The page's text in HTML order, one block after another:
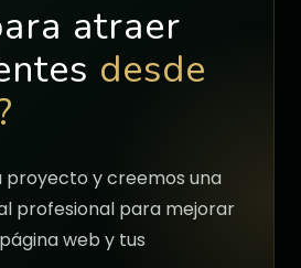
atraer
desde
proyecto y creemos una
profesional para mejorar
web y tus